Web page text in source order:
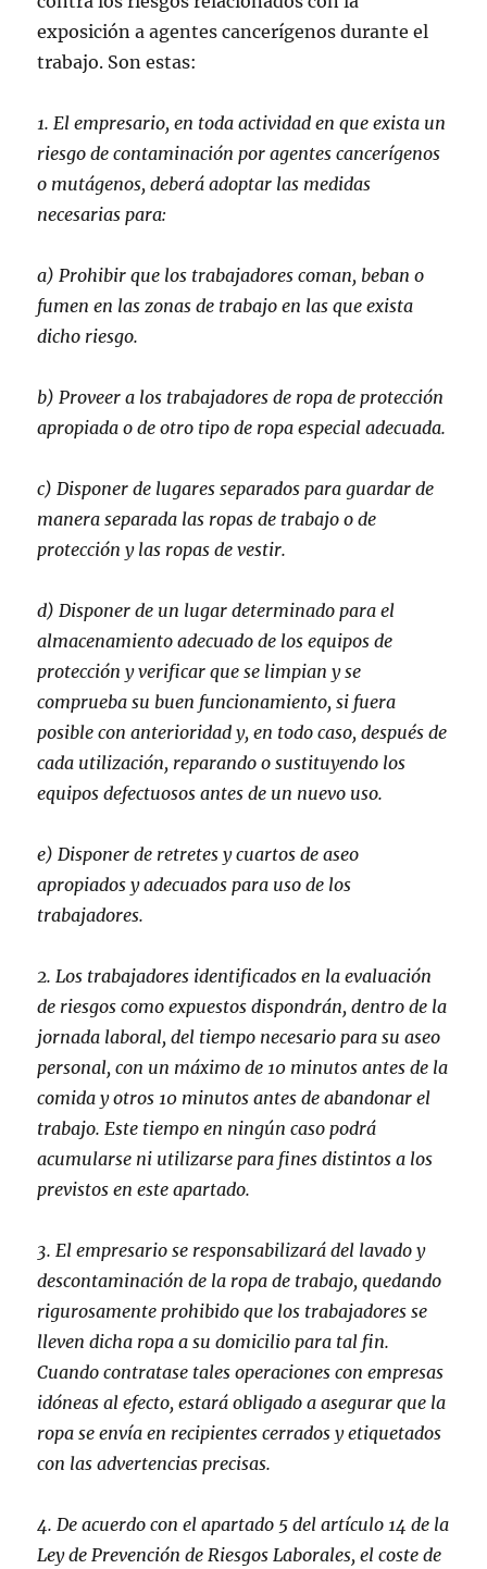
exposición a agentes cancerígenos durante el
trabajo. Son estas:
1. El empresario, en toda actividad en que exista un
riesgo de contaminación por agentes cancerígenos
o mutágenos, deberá adoptar las medidas
necesarias para:
a) Prohibir que los trabajadores coman, beban o
fumen en las zonas de trabajo en las que exista
dicho riesgo.
b) Proveer a los trabajadores de ropa de protección
apropiada o de otro tipo de ropa especial adecuada.
c) Disponer de lugares separados para guardar de
manera separada las ropas de trabajo o de
protección y las ropas de vestir.
d) Disponer de un lugar determinado para el
almacenamiento adecuado de los equipos de
protección y verificar que se limpian y se
comprueba su buen funcionamiento, si fuera
posible con anterioridad y, en todo caso, después de
cada utilización, reparando o sustituyendo los
equipos defectuosos antes de un nuevo uso.
e) Disponer de retretes y cuartos de aseo
apropiados y adecuados para uso de los
trabajadores.
2. Los trabajadores identificados en la evaluación
de riesgos como expuestos dispondrán, dentro de la
jornada laboral, del tiempo necesario para su aseo
personal, con un máximo de 10 minutos antes de la
comida y otros 10 minutos antes de abandonar el
trabajo. Este tiempo en ningún caso podrá
acumularse ni utilizarse para fines distintos a los
previstos en este apartado.
3. El empresario se responsabilizará del lavado y
descontaminación de la ropa de trabajo, quedando
rigurosamente prohibido que los trabajadores se
lleven dicha ropa a su domicilio para tal fin.
Cuando contratase tales operaciones con empresas
idóneas al efecto, estará obligado a asegurar que la
ropa se envía en recipientes cerrados y etiquetados
con las advertencias precisas.
4. De acuerdo con el apartado 5 del artículo 14 de la
Ley de Prevención de Riesgos Laborales, el coste de